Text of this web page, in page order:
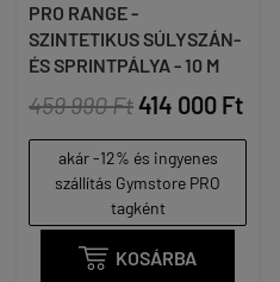
PRO RANGE -
SZINTETIKUS SÚLYSZÁN-
ÉS SPRINTPÁLYA - 10 M
459 990 Ft414 000 Ft
akár -12% és ingyenes
szállítás Gymstore PRO
tagként
 KOSÁRBA